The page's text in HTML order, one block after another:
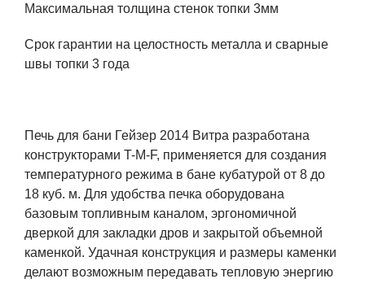
Максимальная толщина стенок топки 3мм
Срок гарантии на целостность металла и сварные
швы топки 3 года
Печь для бани Гейзер 2014 Витра разработана
конструкторами T-M-F, применяется для создания
температурного режима в бане кубатурой от 8 до
18 куб. м. Для удобства печка оборудована
базовым топливным каналом, эргономичной
дверкой для закладки дров и закрытой объемной
каменкой. Удачная конструкция и размеры каменки
делают возможным передавать тепловую энергию